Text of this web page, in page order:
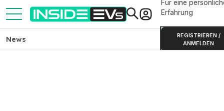
Für eine
Erfahrung
REGISTRIEREN /
ANMELDEN
News